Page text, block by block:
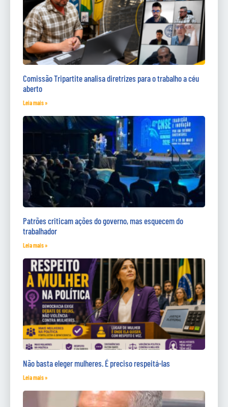
Comissão Tripartite analisa diretrizes para o trabalho a céu
aberto
Leia mais »
Patrões criticam ações do governo, mas esquecem do
trabalhador
Leia mais »
Não basta eleger mulheres. É preciso respeitá-las
Leia mais »